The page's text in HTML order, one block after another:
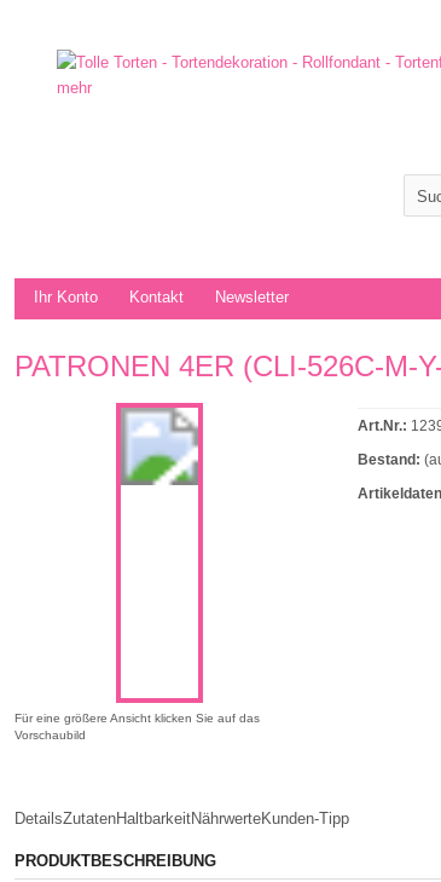
Ihr Konto Kontakt Newsletter
PATRONEN 4ER (CLI-526C-M-
Für eine größere Ansicht klicken Sie auf das
Vorschaubild
Art.Nr.:
Bestand:
DetailsZutatenHaltbarkeitNährwerteKunden-Tipp
PRODUKTBESCHREIBUNG